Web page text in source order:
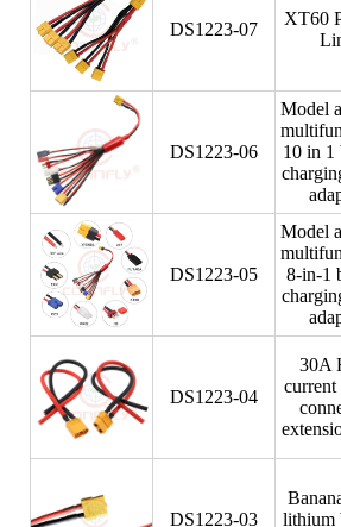
DS1223-07
XT60
DS1223-06
Model
10 in 1
DS1223-05
Model
8-in-1
DS1223-04
30A
DS1223-03
lithium